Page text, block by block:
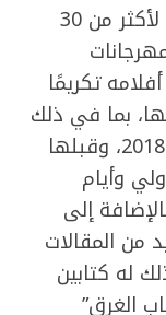
وخلال مسيرته السينمائية التي تمتد لأكثر من 30
تكريمًا
بما في ذلك
مهرجان السينما في كيبك في عام 2018، وقبلها
وأيام
في عام 2010، وبالإضافة إلى
من المقالات
له كتابين
الغرق”